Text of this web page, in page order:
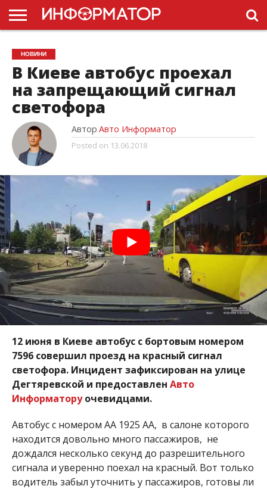
ГОЛОВНА
НОВИНИ
ПДР
УКРАЇНИ
РЕКЛАМА
ПРОЕКТЫ
НОВИНИ
В Киеве автобус проехал
на запрещающий сигнал
светофора
Автор Авто Информатор
Posted on 13.06.2018
12 июня в Киеве автобус с бортовым номером
7596 совершил проезд на красный сигнал
светофора. Инцидент зафиксирован на улице
Дегтяревской и предоставлен Авто
Информаторуочевидцами.
Автобус с номером АА 1925 АА, в салоне которого
находится довольно много пассажиров, не
дождался несколько секунд до разрешительного
сигнала и уверенно поехал на красный. Вот только
водитель забыл уточнить у пассажиров, готовы ли